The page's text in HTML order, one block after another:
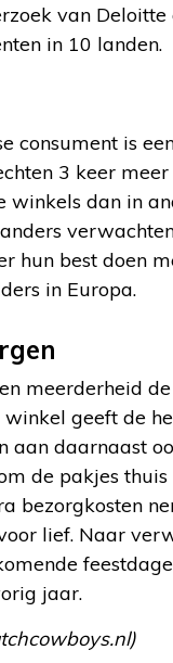
van
in 10 landen.
consument is
3 keer
winkels dan in
hun best doen
in Europa.
meerderheid
winkel geeft de
aan daarnaast
de pakjes
bezorgkosten
lief. Naar
jaar.